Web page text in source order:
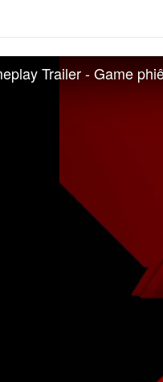
Trailer - Game